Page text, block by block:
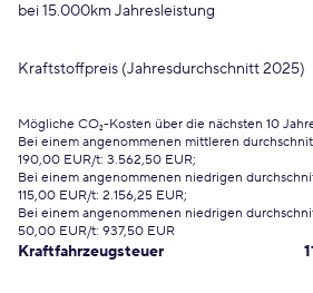
bei 15.000km Jahresleistung
Kraftstoffpreis (Jahresdurchschnitt 2025)
Mögliche CO₂-Kosten über die nächsten 10
Bei einem angenommenen mittleren
190,00 EUR/t: 3.562,50 EUR;
Bei einem angenommenen niedrigen
115,00 EUR/t: 2.156,25 EUR;
Bei einem angenommenen niedrigen
50,00 EUR/t: 937,50 EUR
Kraftfahrzeugsteuer